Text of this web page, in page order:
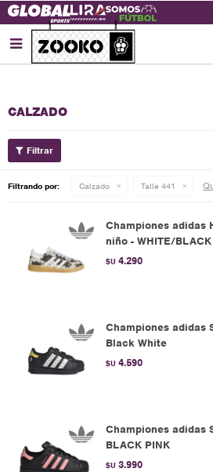

CALZADO
Filtrando por: Calzado Talle 441
Championes adidas
niño - WHITE/BLACK
$U 4.290
Championes adidas
Black White
$U 4.590
Championes adidas
BLACK PINK
$U 3.990